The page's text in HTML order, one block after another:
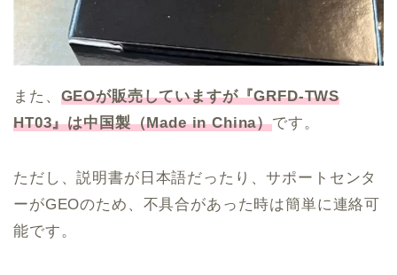
また、 GEOが販売していますが『GRFD-TWS
HT03』は中国製（Made in China）です。
ただし、説明書が日本語だったり、サポートセンタ
ーがGEOのため、不具合があった時は簡単に連絡可
能です。